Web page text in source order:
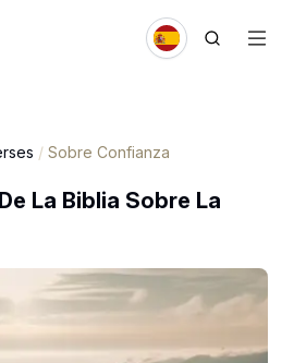
/ Sobre Confianza
La Biblia Sobre La